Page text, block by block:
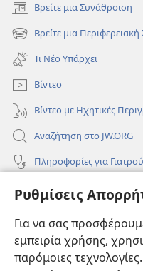
Ρυθμίσεις
Για να σας
εμπειρία χρήσης,
παρόμοιες
Βρείτε μια Συνάθροιση
(ανοίγει
νέο
παράθυρο)
Βρείτε μια
(ανοίγει
νέο
παράθυρο)
Τι Νέο Υπάρχει
Βίντεο
Βίντεο με Ηχητικές
Αναζήτηση στο JW.ORG
Πληροφορίες για
Πληροφορίες για
Συνεισφορές
(ανοίγει